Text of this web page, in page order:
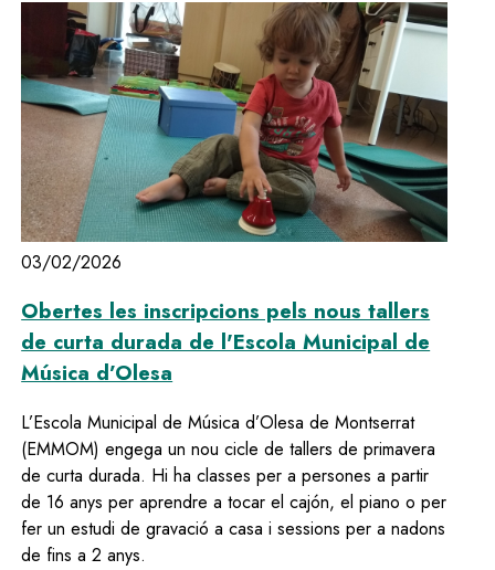
03/02/2026
Obertes les inscripcions pels nous tallers
de curta durada de l'Escola Municipal de
Música d’Olesa
L’Escola Municipal de Música d’Olesa de Montserrat
(EMMOM) engega un nou cicle de tallers de primavera
de curta durada. Hi ha classes per a persones a partir
de 16 anys per aprendre a tocar el cajón, el piano o per
fer un estudi de gravació a casa i sessions per a nadons
de fins a 2 anys.